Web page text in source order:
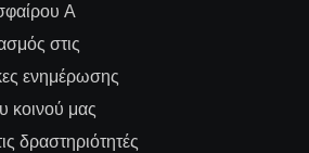
Α
στις
ενημέρωσης
κοινού μας
δραστηριότητές